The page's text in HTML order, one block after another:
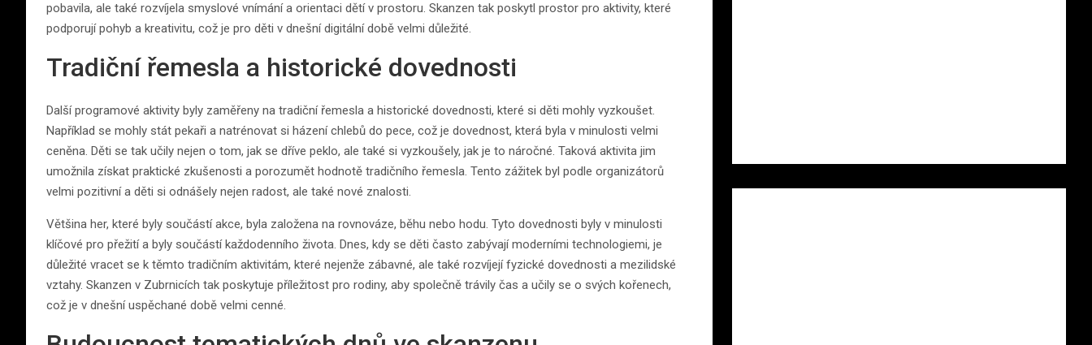
pobavila, ale také rozvíjela smyslové vnímání a orientaci dětí v prostoru. Skanzen tak poskytl prostor pro aktivity, které
podporují pohyb a kreativitu, což je pro děti v dnešní digitální době velmi důležité.
Tradiční řemesla a historické dovednosti
Další programové aktivity byly zaměřeny na tradiční řemesla a historické dovednosti, které si děti mohly vyzkoušet.
Například se mohly stát pekaři a natrénovat si házení chlebů do pece, což je dovednost, která byla v minulosti velmi
ceněna. Děti se tak učily nejen o tom, jak se dříve peklo, ale také si vyzkoušely, jak je to náročné. Taková aktivita jim
umožnila získat praktické zkušenosti a porozumět hodnotě tradičního řemesla. Tento zážitek byl podle organizátorů
velmi pozitivní a děti si odnášely nejen radost, ale také nové znalosti.
Většina her, které byly součástí akce, byla založena na rovnováze, běhu nebo hodu. Tyto dovednosti byly v minulosti
klíčové pro přežití a byly součástí každodenního života. Dnes, kdy se děti často zabývají moderními technologiemi, je
důležité vracet se k těmto tradičním aktivitám, které nejenže zábavné, ale také rozvíjejí fyzické dovednosti a mezilidské
vztahy. Skanzen v Zubrnicích tak poskytuje příležitost pro rodiny, aby společně trávily čas a učily se o svých kořenech,
což je v dnešní uspěchané době velmi cenné.